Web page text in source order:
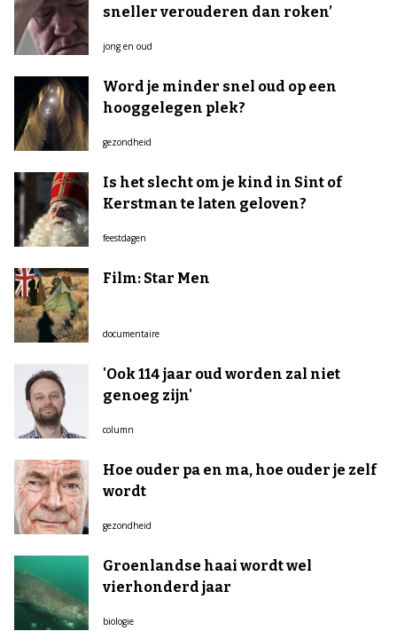
sneller verouderen dan roken’
jong en oud
Word je minder snel oud op een
hooggelegen plek?
gezondheid
Is het slecht om je kind in Sint of
Kerstman te laten geloven?
feestdagen
Film: Star Men
documentaire
'Ook 114 jaar oud worden zal niet
genoeg zijn'
column
Hoe ouder pa en ma, hoe ouder je zelf
wordt
gezondheid
Groenlandse haai wordt wel
vierhonderd jaar
biologie